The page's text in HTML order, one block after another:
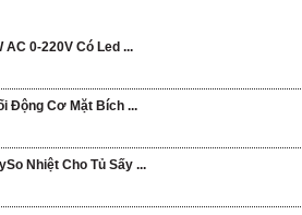
AC 0-220V Có Led ...
Động Cơ Mặt Bích ...
Nhiệt Cho Tủ Sấy ...